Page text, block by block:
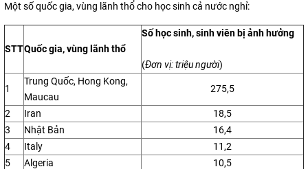
Một số quốc gia, vùng lãnh thổ cho học sinh cả nước nghỉ:
STTQuốc gia, vùng lãnh thổ
Số học sinh, sinh viên bị ảnh hưởng
(Đơn vị: triệu người)
1
Trung Quốc, Hong Kong,
Maucau
275,5
2 Iran
18,5
3
Nhật Bản
16,4
4
Italy
11,2
5
Algeria
10,5